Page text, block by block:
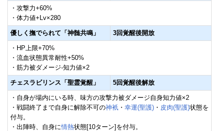
・攻撃力+60%
・体力値+Lv×280
優しく撫でられて「神髄共鳴」 3回覚醒後開放
・HP上限+70%
・流血状態異常耐性+50%
・筋力被ダメージ-知力値×2
チェスラビリンス「聖霊覚醒」 5回覚醒後解放
・自身が場内にいる時、味方の攻撃力被ダメージ自身知力値×2
・戦闘終了まで自身に解除不可の神衹 ・ 幸運(聖護) ・ 皮肉(聖護)状態を
付与。
・出陣時、自身に情熱状態[10ターン]を付与。